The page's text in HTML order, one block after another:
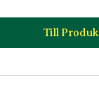
Till
till